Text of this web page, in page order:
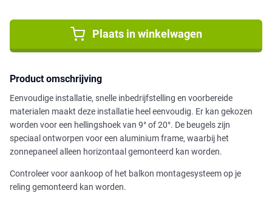
Plaats in winkelwagen
Product omschrijving
Eenvoudige installatie, snelle inbedrijfstelling en voorbereide
materialen maakt deze installatie heel eenvoudig. Er kan gekozen
worden voor een hellingshoek van 9° of 20°. De beugels zijn
speciaal ontworpen voor een aluminium frame, waarbij het
zonnepaneel alleen horizontaal gemonteerd kan worden.
Controleer voor aankoop of het balkon montagesysteem op je
reling gemonteerd kan worden.